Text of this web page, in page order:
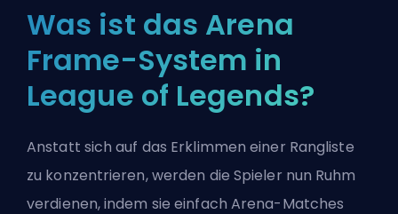
Was ist das Arena
Frame-System in
League of Legends?
Anstatt sich auf das Erklimmen einer Rangliste
zu konzentrieren, werden die Spieler nun Ruhm
verdienen, indem sie einfach Arena-Matches